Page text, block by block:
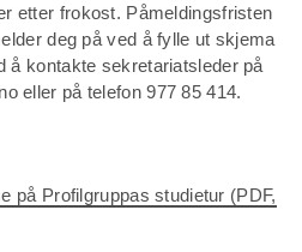
etter frokost. Påmeldingsfristen
deg på ved å fylle ut skjema
å kontakte sekretariatsleder på
eller på telefon 977 85 414.
på Profilgruppas studietur (PDF,